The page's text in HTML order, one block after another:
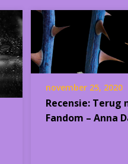
november 25, 2020
Recensie: Terug
Fandom – Anna